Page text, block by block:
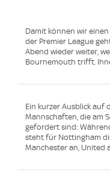
Damit können wir
der Premier League
Abend wieder weiter,
Bournemouth trifft.
Ein kurzer Ausblick auf
Mannschaften, die am
gefordert sind:
steht für Nottingham
Manchester an, United